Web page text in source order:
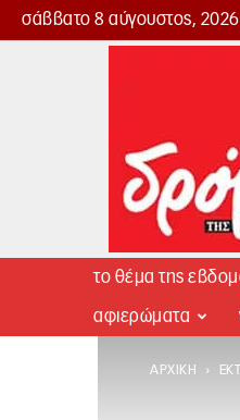
σάββατο 8 αύγουστος, 2026
Δρόμος
το θέμα της
αφιερώματα
ΑΡΧΙΚΉ